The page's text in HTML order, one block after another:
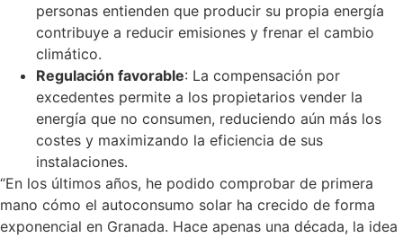
personas entienden que producir su propia energía
contribuye a reducir emisiones y frenar el cambio
climático.
Regulación favorable: La compensación por
excedentes permite a los propietarios vender la
energía que no consumen, reduciendo aún más los
costes y maximizando la eficiencia de sus
instalaciones.
“En los últimos años, he podido comprobar de primera
mano cómo el autoconsumo solar ha crecido de forma
exponencial en Granada. Hace apenas una década, la idea